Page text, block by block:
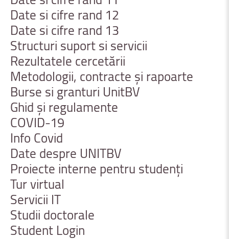
Date si cifre rand 12
Date si cifre rand 13
Structuri suportsi servicii
Rezultatele cercetării
Metodologii, contracte și rapoarte
Burse si granturi UnitBV
Ghid şi regulamente
COVID-19
Info Covid
Date despre UNITBV
Proiecte interne pentru studenți
Turvirtual
Servicii IT
Studii doctorale
Student Login